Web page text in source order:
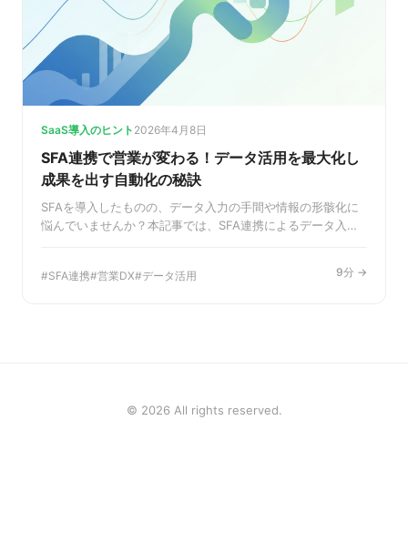
SaaS導入のヒント 2026年4月8日
SFA連携で営業が変わる！データ活用を最大化し
成果を出す自動化の秘訣
SFAを導入したものの、データ入力の手間や情報の形骸化に
悩んでいませんか？本記事では、SFA連携によるデータ入力
と成約率を飛躍的に向上させる秘訣をご紹介します。
SFA連携 営業DX データ活用 9分 →
© 2026 All rights reserved.